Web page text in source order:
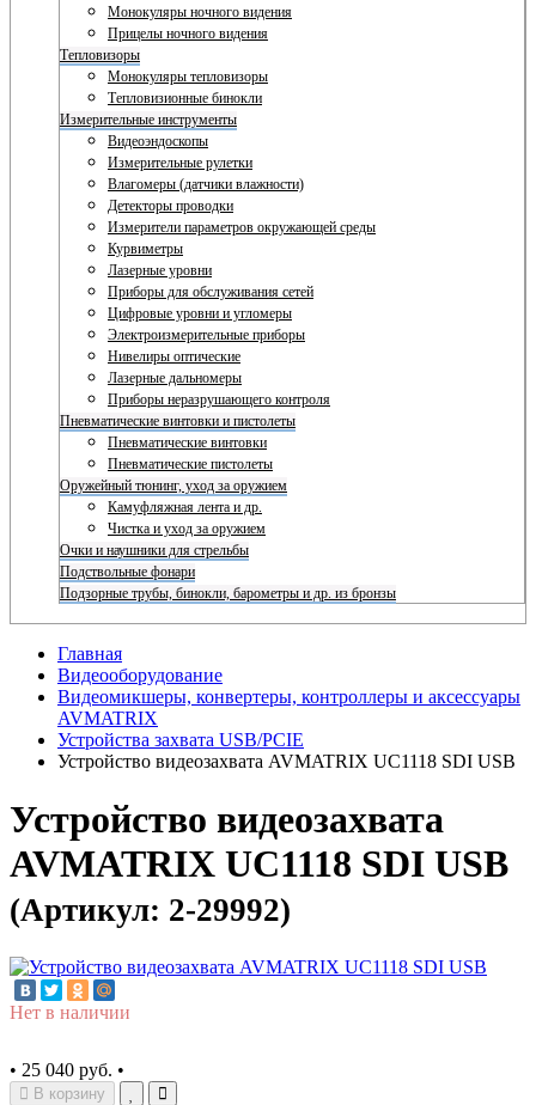
Монокуляры ночного видения
Прицелы ночного видения
Тепловизоры
Монокуляры тепловизоры
Тепловизионные бинокли
Измерительные инструменты
Видеоэндоскопы
Измерительные рулетки
Влагомеры (датчики влажности)
Детекторы проводки
Измерители параметров окружающей среды
Курвиметры
Лазерные уровни
Приборы для обслуживания сетей
Цифровые уровни и угломеры
Электроизмерительные приборы
Нивелиры оптические
Лазерные дальномеры
Приборы неразрушающего контроля
Пневматические винтовки и пистолеты
Пневматические винтовки
Пневматические пистолеты
Оружейный тюнинг, уход за оружием
Камуфляжная лента и др.
Чистка и уход за оружием
Очки и наушники для стрельбы
Подствольные фонари
Подзорные трубы, бинокли, барометры и др. из бронзы
Главная
Видеооборудование
Видеомикшеры, конвертеры, контроллеры и аксессуары
AVMATRIX
Устройства захвата USB/PCIE
Устройство видеозахвата AVMATRIX UC1118 SDI USB
Устройство видеозахвата
AVMATRIX UC1118 SDI USB
(Артикул: 2-29992)
Нет в наличии
• 25 040 руб. •
В корзину